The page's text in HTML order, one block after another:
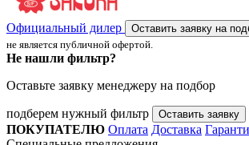
Официальный дилер Оставить заявку на
не является публичной офертой.
Не нашли фильтр?
Оставьте заявку менеджеру на подбор
подберем нужный фильтр Оставить заявку
ПОКУПАТЕЛЮ Оплата Доставка